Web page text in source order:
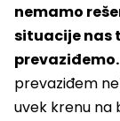
nemamo
situacije nas
prevaziđemo.
prevaziđem
uvek krenu na